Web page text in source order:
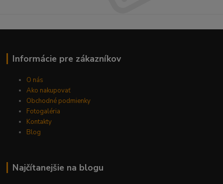
Informácie pre zákazníkov
O nás
Ako nakupovať
Obchodné podmienky
Fotogaléria
Kontakty
Blog
Najčítanejšie na blogu